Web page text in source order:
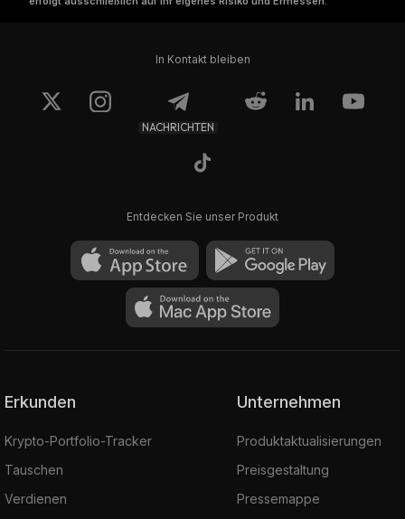
In Kontakt bleiben
NACHRICHTEN
Entdecken Sie unser Produkt
Erkunden
Krypto-Portfolio-Tracker
Tauschen
Verdienen
Unternehmen
Produktaktualisierungen
Preisgestaltung
Pressemappe